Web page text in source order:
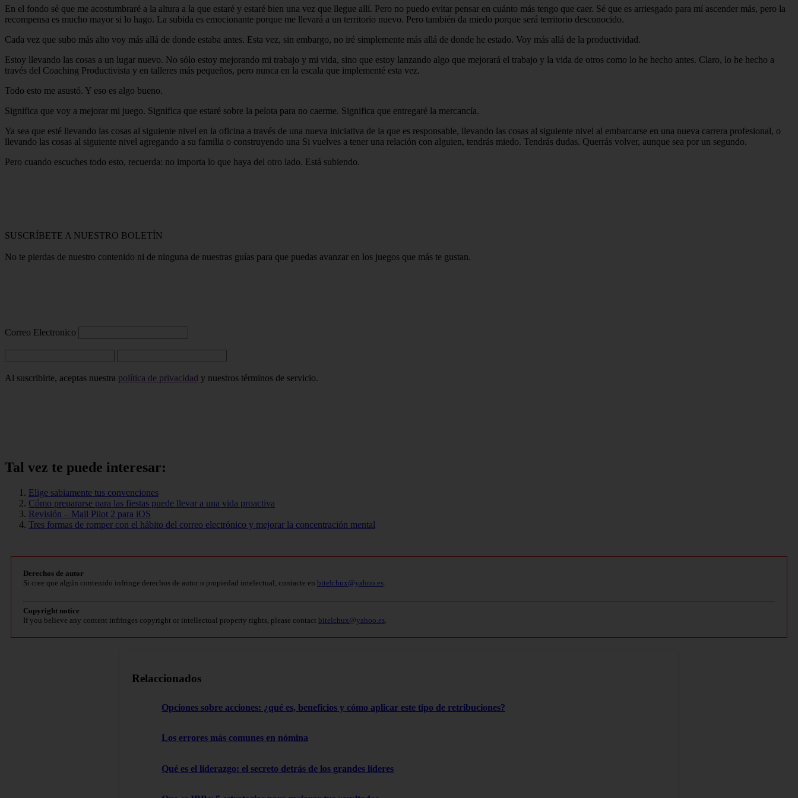
En el fondo sé que me acostumbraré a la altura a la que estaré y estaré bien una vez que llegue allí. Pero no puedo evitar pensar en cuánto más tengo que caer. Sé que es arriesgado para mí ascender más, pero la
recompensa es mucho mayor si lo hago. La subida es emocionante porque me llevará a un territorio nuevo. Pero también da miedo porque será territorio desconocido.
Cada vez que subo más alto voy más allá de donde estaba antes. Esta vez, sin embargo, no iré simplemente más allá de donde he estado. Voy más allá de la productividad.
Estoy llevando las cosas a un lugar nuevo. No sólo estoy mejorando mi trabajo y mi vida, sino que estoy lanzando algo que mejorará el trabajo y la vida de otros como lo he hecho antes. Claro, lo he hecho a
través del Coaching Productivista y en talleres más pequeños, pero nunca en la escala que implementé esta vez.
Todo esto me asustó. Y eso es algo bueno.
Significa que voy a mejorar mi juego. Significa que estaré sobre la pelota para no caerme. Significa que entregaré la mercancía.
Ya sea que esté llevando las cosas al siguiente nivel en la oficina a través de una nueva iniciativa de la que es responsable, llevando las cosas al siguiente nivel al embarcarse en una nueva carrera profesional, o
llevando las cosas al siguiente nivel agregando a su familia o construyendo una Si vuelves a tener una relación con alguien, tendrás miedo. Tendrás dudas. Querrás volver, aunque sea por un segundo.
Pero cuando escuches todo esto, recuerda: no importa lo que haya del otro lado. Está subiendo.
SUSCRÍBETE A NUESTRO BOLETÍN
No te pierdas de nuestro contenido ni de ninguna de nuestras guías para que puedas avanzar en los juegos que más te gustan.
Correo Electronico
Al suscribirte, aceptas nuestra política de privacidad y nuestros términos de servicio.
Tal vez te puede interesar:
Elige sabiamente tus convenciones
Cómo prepararse para las fiestas puede llevar a una vida proactiva
Revisión – Mail Pilot 2 para iOS
Tres formas de romper con el hábito del correo electrónico y mejorar la concentración mental
Derechos de autor
Si cree que algún contenido infringe derechos de autor o propiedad intelectual, contacte en bitelchux@yahoo.es
Copyright notice
If you believe any content infringes copyright or intellectual property rights, please contact bitelchux@yahoo.es
Relaccionados
Opciones sobre acciones: ¿qué es, beneficios y cómo aplicar este tipo de retribuciones?
Los errores más comunes en nómina
Qué es el liderazgo: el secreto detrás de los grandes líderes